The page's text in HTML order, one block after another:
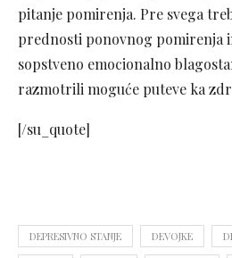
pitanje pomirenja. Pre svega
prednosti ponovnog pomirenja
sopstveno emocionalno
razmotrili moguće puteve ka
[/su_quote]
DEPRESIVNO STANJE DEVOJKE